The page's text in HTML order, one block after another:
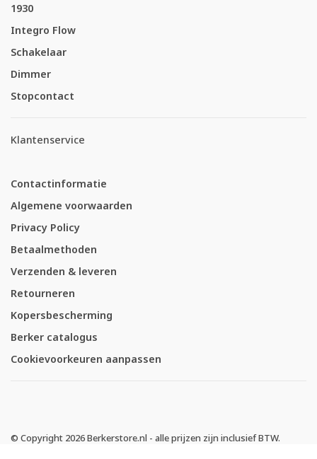
1930
Integro Flow
Schakelaar
Dimmer
Stopcontact
Klantenservice
Contactinformatie
Algemene voorwaarden
Privacy Policy
Betaalmethoden
Verzenden & leveren
Retourneren
Kopersbescherming
Berker catalogus
Cookievoorkeuren aanpassen
© Copyright 2026 Berkerstore.nl - alle prijzen zijn inclusief BTW.